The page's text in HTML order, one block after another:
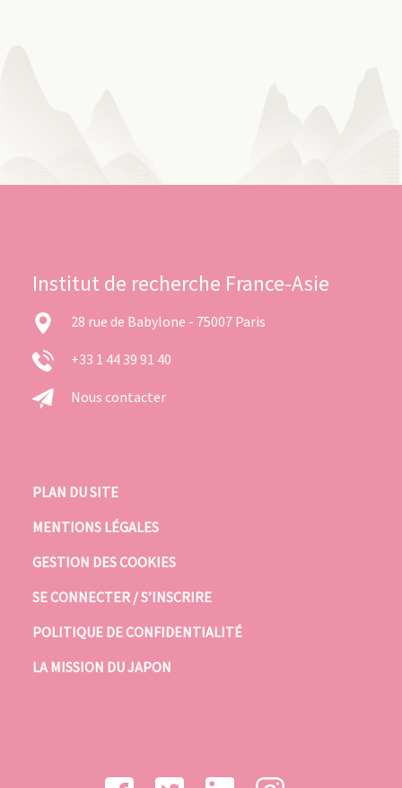
Institut de recherche France-Asie
28 rue de Babylone - 75007 Paris
+33 1 44 39 91 40
Nous contacter
PLAN DU SITE
MENTIONS LÉGALES
GESTION DES COOKIES
SE CONNECTER / S’INSCRIRE
POLITIQUE DE CONFIDENTIALITÉ
LA MISSION DU JAPON